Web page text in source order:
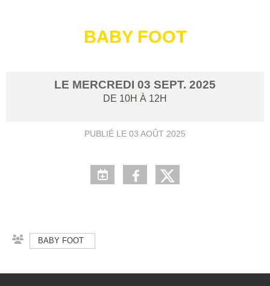
BABY FOOT
LE MERCREDI 03 SEPT. 2025
DE 10H À 12H
PUBLIÉ LE 03 AOÛT 2025
BABY FOOT